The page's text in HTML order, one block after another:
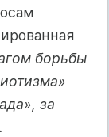
борьбы
за